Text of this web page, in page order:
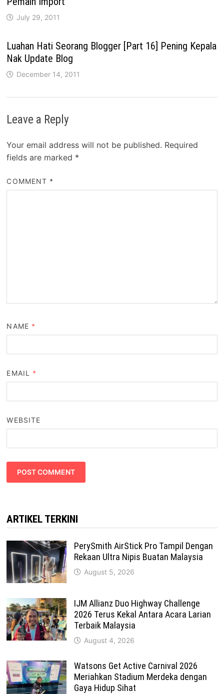
July 29, 2011
Luahan Hati Seorang Blogger [Part 16] Pening Kepala
Nak Update Blog
December 14, 2011
Leave a Reply
Your email address will not be published. Required
fields are marked *
COMMENT *
NAME *
EMAIL *
WEBSITE
ARTIKEL TERKINI
PerySmith AirStick Pro Tampil Dengan
Rekaan Ultra Nipis Buatan Malaysia
August 5, 2026
IJM Allianz Duo Highway Challenge
2026 Terus Kekal Antara Acara Larian
Terbaik Malaysia
August 4, 2026
Watsons Get Active Carnival 2026
Meriahkan Stadium Merdeka dengan
Gaya Hidup Sihat